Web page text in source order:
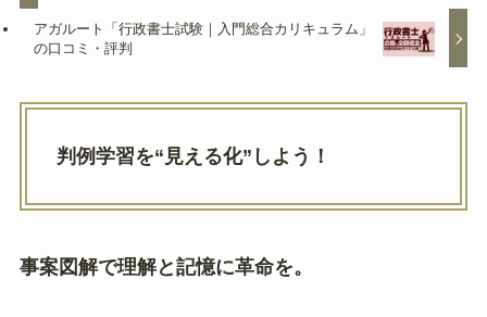
アガルート「行政書士試験｜入門総合カリキュラム」
の口コミ・評判
判例学習を“見える化”しよう！
事案図解で理解と記憶に革命を。